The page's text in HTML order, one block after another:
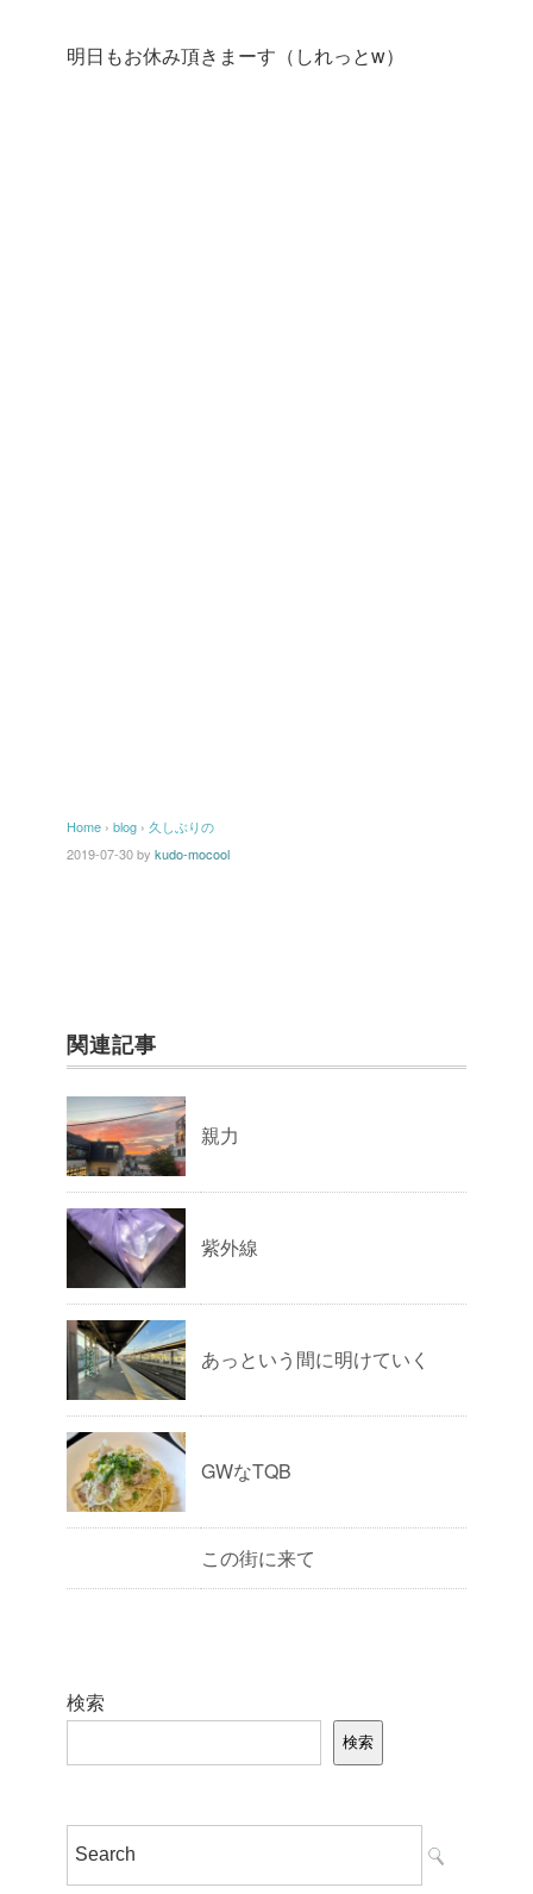
明日もお休み頂きまーす（しれっとw）
Home › blog › 久しぶりの
2019-07-30by kudo-mocool
関連記事
親力
紫外線
あっという間に明けていく
GWなTQB
この街に来て
検索
検索